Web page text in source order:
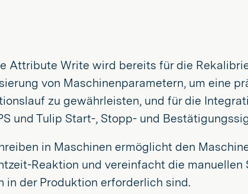
Attribute Write wird bereits für die
von Maschinenparametern, um eine
zu gewährleisten, und für die
und Tulip Start-, Stopp- und
in Maschinen ermöglicht den
Reaktion und vereinfacht die
in der Produktion erforderlich sind.